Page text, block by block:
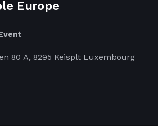
Europe
80 A, 8295 Keisplt Luxembourg